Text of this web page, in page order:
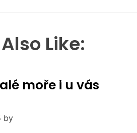
Like:
moře i u vás
by